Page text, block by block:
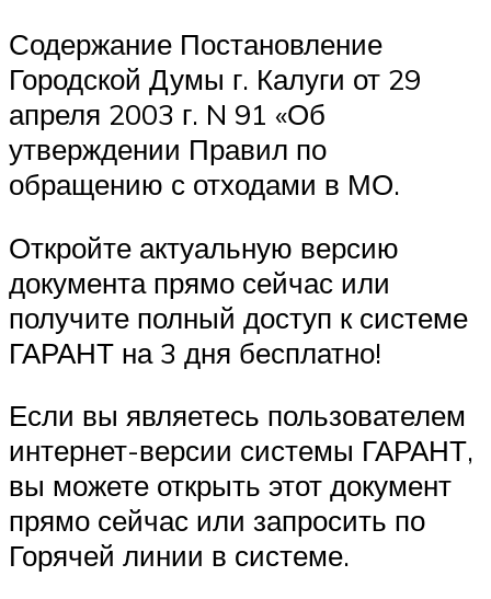
Содержание Постановление
Городской Думы г. Калуги от 29
апреля 2003 г. N 91 «Об
утверждении Правил по
обращению с отходами в МО.
Откройте актуальную версию
документа прямо сейчас или
получите полный доступ к системе
ГАРАНТ на 3 дня бесплатно!
Если вы являетесь пользователем
интернет-версии системы ГАРАНТ,
вы можете открыть этот документ
прямо сейчас или запросить по
Горячей линии в системе.